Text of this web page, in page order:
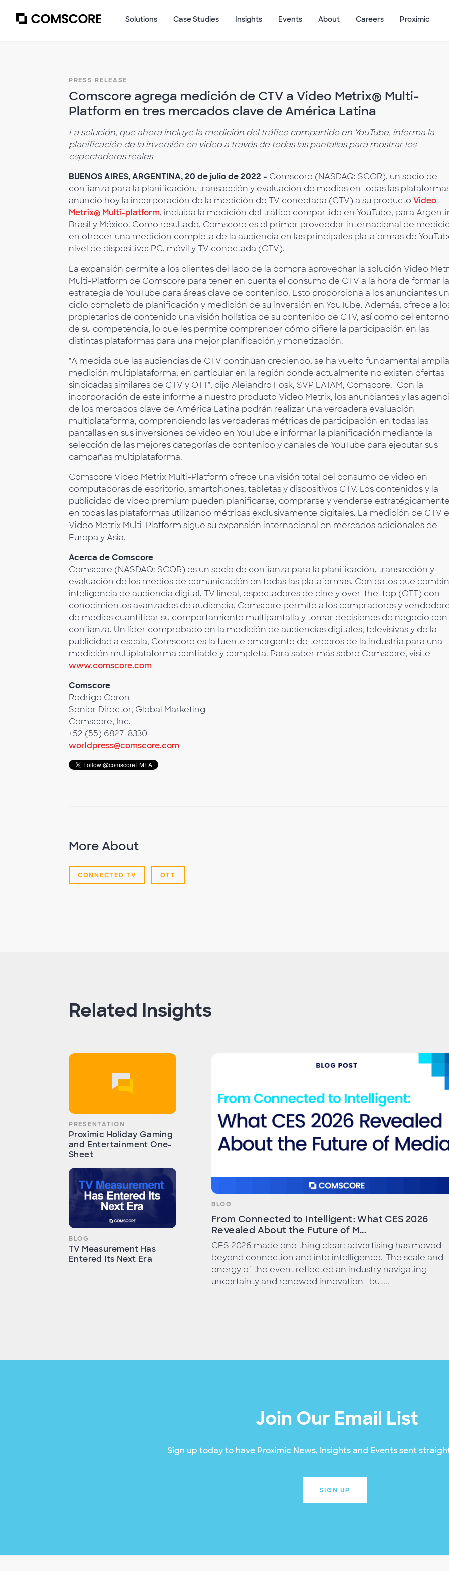
Solutions Case Studies Insights Events About Careers Proximic
PRESS RELEASE
Comscore agrega medición de CTV a Video Metrix® Multi-
Platform en tres mercados clave de América Latina
La solución, que ahora incluye la medición del tráfico compartido en YouTube, informa la
planificación de la inversión en video a través de todas las pantallas para mostrar los
espectadores reales
BUENOS AIRES, ARGENTINA, 20 de julio de 2022 - Comscore (NASDAQ: SCOR), un socio de
confianza para la planificación, transacción y evaluación de medios en todas las
anunció hoy la incorporación de la medición de TV conectada (CTV) a su producto Video
Metrix® Multi-platform, incluida la medición del tráfico compartido en YouTube, para
Brasil y México. Como resultado, Comscore es el primer proveedor internacional de
en ofrecer una medición completa de la audiencia en las principales plataformas de
nivel de dispositivo: PC, móvil y TV conectada (CTV).
La expansión permite a los clientes del lado de la compra aprovechar la solución Video
Multi-Platform de Comscore para tener en cuenta el consumo de CTV a la hora de formar la
estrategia de YouTube para áreas clave de contenido. Esto proporciona a los anunciantes un
ciclo completo de planificación y medición de su inversión en YouTube. Además, ofrece a
propietarios de contenido una visión holística de su contenido de CTV, así como del entorno
de su competencia, lo que les permite comprender cómo difiere la participación en las
distintas plataformas para una mejor planificación y monetización.
"A medida que las audiencias de CTV continúan creciendo, se ha vuelto fundamental
medición multiplataforma, en particular en la región donde actualmente no existen ofertas
sindicadas similares de CTV y OTT", dijo Alejandro Fosk, SVP LATAM, Comscore. "Con la
incorporación de este informe a nuestro producto Video Metrix, los anunciantes y las
de los mercados clave de América Latina podrán realizar una verdadera evaluación
multiplataforma, comprendiendo las verdaderas métricas de participación en todas las
pantallas en sus inversiones de video en YouTube e informar la planificación mediante la
selección de las mejores categorías de contenido y canales de YouTube para ejecutar sus
campañas multiplataforma."
Comscore Video Metrix Multi-Platform ofrece una visión total del consumo de video en
computadoras de escritorio, smartphones, tabletas y dispositivos CTV. Los contenidos y la
publicidad de video premium pueden planificarse, comprarse y venderse estratégicamente
en todas las plataformas utilizando métricas exclusivamente digitales. La medición de CTV
Video Metrix Multi-Platform sigue su expansión internacional en mercados adicionales de
Europa y Asia.
Acerca de Comscore
Comscore (NASDAQ: SCOR) es un socio de confianza para la planificación, transacción y
evaluación de los medios de comunicación en todas las plataformas. Con datos que
inteligencia de audiencia digital, TV lineal, espectadores de cine y over-the-top (OTT) con
conocimientos avanzados de audiencia, Comscore permite a los compradores y
de medios cuantificar su comportamiento multipantalla y tomar decisiones de negocio con
confianza. Un líder comprobado en la medición de audiencias digitales, televisivas y de la
publicidad a escala, Comscore es la fuente emergente de terceros de la industria para una
medición multiplataforma confiable y completa. Para saber más sobre Comscore, visite
www.comscore.com
Comscore
Rodrigo Ceron
Senior Director, Global Marketing
Comscore, Inc.
+52 (55) 6827-8330
worldpress@comscore.com
More About
CONNECTED TV OTT
Related Insights
PRESENTATION
Proximic Holiday Gaming
and Entertainment One-
Sheet
BLOG
TV Measurement Has
Entered Its Next Era
BLOG
From Connected to Intelligent: What CES 2026
Revealed About the Future of M...
CES 2026 made one thing clear: advertising has moved
beyond connection and into intelligence. The scale and
energy of the event reflected an industry navigating
uncertainty and renewed innovation—but...
Join Our Email List
Sign up today to have Proximic News, Insights and Events sent
SIGN UP